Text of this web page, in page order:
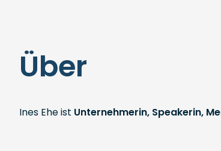
Über
Ines Ehe ist Unternehmerin, Speakerin,